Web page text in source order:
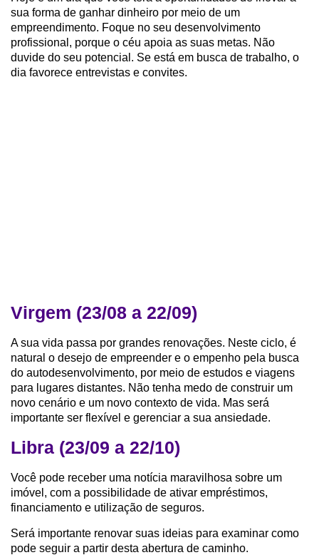
sua forma de ganhar dinheiro por meio de um
empreendimento. Foque no seu desenvolvimento
profissional, porque o céu apoia as suas metas. Não
duvide do seu potencial. Se está em busca de trabalho, o
dia favorece entrevistas e convites.
Virgem (23/08 a 22/09)
A sua vida passa por grandes renovações. Neste ciclo, é
natural o desejo de empreender e o empenho pela busca
do autodesenvolvimento, por meio de estudos e viagens
para lugares distantes. Não tenha medo de construir um
novo cenário e um novo contexto de vida. Mas será
importante ser flexível e gerenciar a sua ansiedade.
Libra (23/09 a 22/10)
Você pode receber uma notícia maravilhosa sobre um
imóvel, com a possibilidade de ativar empréstimos,
financiamento e utilização de seguros.
Será importante renovar suas ideias para examinar como
pode seguir a partir desta abertura de caminho.